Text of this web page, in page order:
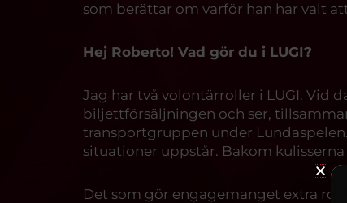
som berättar om varför han har valt
Hej Roberto! Vad gör du i LUGI?
Jag har två volontärroller i LUGI. Vid
biljettförsäljningen och ser,
transportgruppen under
situationer uppstår. Bakom
Det som gör engagemanget extra